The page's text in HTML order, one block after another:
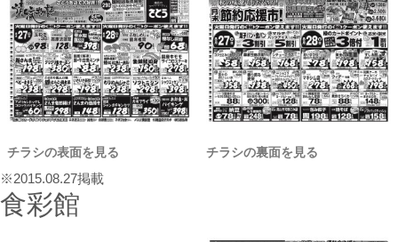
チラシの表面を見る チラシの裏面を見る
※2015.08.27掲載
食彩館